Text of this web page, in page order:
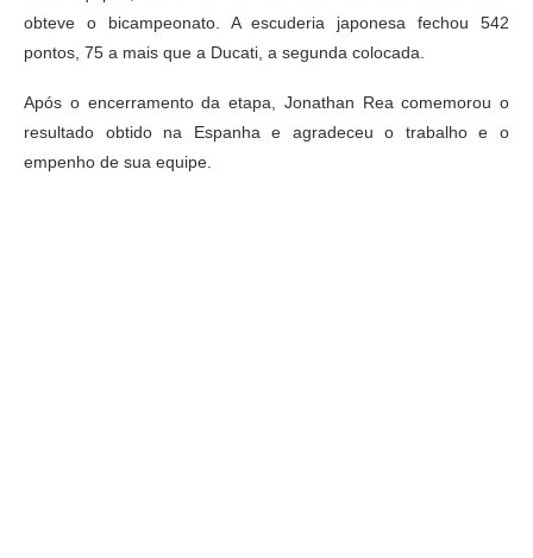
obteve o bicampeonato. A escuderia japonesa fechou 542
pontos, 75 a mais que a Ducati, a segunda colocada.
Após o encerramento da etapa, Jonathan Rea comemorou o
resultado obtido na Espanha e agradeceu o trabalho e o
empenho de sua equipe.